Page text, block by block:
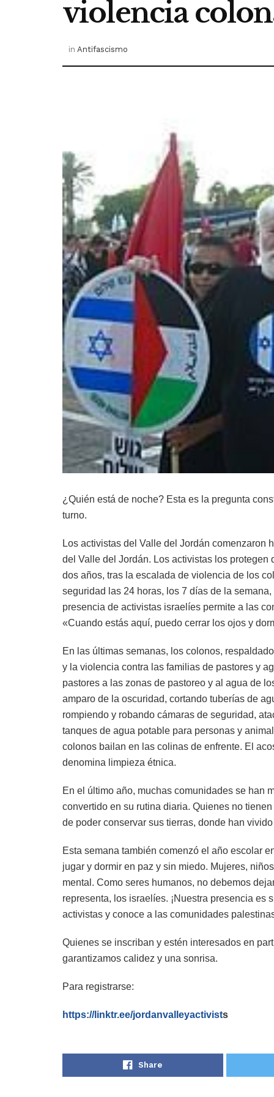
violencia
in Antifascismo
¿Quién está de noche? Esta es la pregunta
turno.
Los activistas del Valle del Jordán comenzaron
del Valle del Jordán. Los activistas los
dos años, tras la escalada de violencia de los
seguridad las 24 horas, los 7 días de la
presencia de activistas israelíes permite a las
«Cuando estás aquí, puedo cerrar los ojos y
En las últimas semanas, los colonos,
y la violencia contra las familias de pastores y
pastores a las zonas de pastoreo y al agua de
amparo de la oscuridad, cortando tuberías de
rompiendo y robando cámaras de seguridad,
tanques de agua potable para personas y
colonos bailan en las colinas de enfrente. El
denomina limpieza étnica.
En el último año, muchas comunidades se han
convertido en su rutina diaria. Quienes no
de poder conservar sus tierras, donde han
Esta semana también comenzó el año escolar
jugar y dormir en paz y sin miedo. Mujeres,
mental. Como seres humanos, no debemos
representa, los israelíes. ¡Nuestra presencia es
activistas y conoce a las comunidades
Quienes se inscriban y estén interesados ​​en
garantizamos calidez y una sonrisa.
Para registrarse:
https://linktr.ee/jordanvalleyactivists
Share